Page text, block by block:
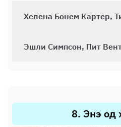
Хелена Бонем Картер,
Эшли Симпсон, Пит
8. Энэ од